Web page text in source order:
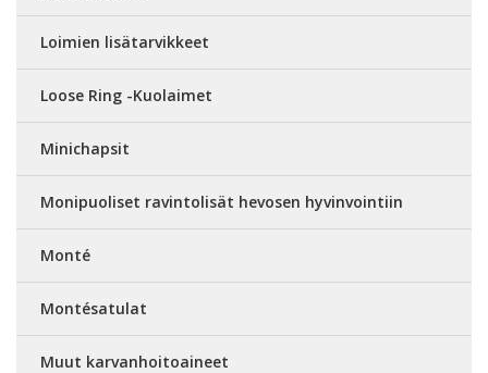
Loimien lisätarvikkeet
Loose Ring -Kuolaimet
Minichapsit
Monipuoliset ravintolisät hevosen hyvinvointiin
Monté
Montésatulat
Muut karvanhoitoaineet